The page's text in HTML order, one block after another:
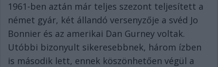
1961-ben aztán már teljes szezont teljesített a
német gyár, két állandó versenyzője a svéd Jo
Bonnier és az amerikai Dan Gurney voltak.
Utóbbi bizonyult sikeresebbnek, három ízben
is második lett, ennek köszönhetően végül a